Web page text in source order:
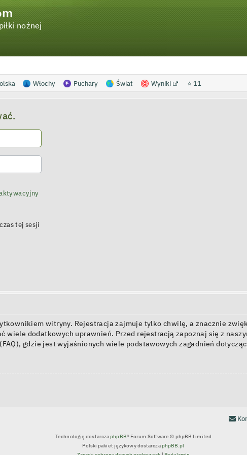
nożnej
Włochy Puchary Świat Wyniki ⭐ 11
tej sesji
witryny. Rejestracja zajmuje tylko chwilę, a znacznie
dodatkowych uprawnień. Przed rejestracją zapoznaj się z
gdzie jest wyjaśnionych wiele podstawowych zagadnień
Technologię dostarczaphpBB® Forum Software © phpBB Limited
Polski pakiet językowy dostarczaphpBB.pl